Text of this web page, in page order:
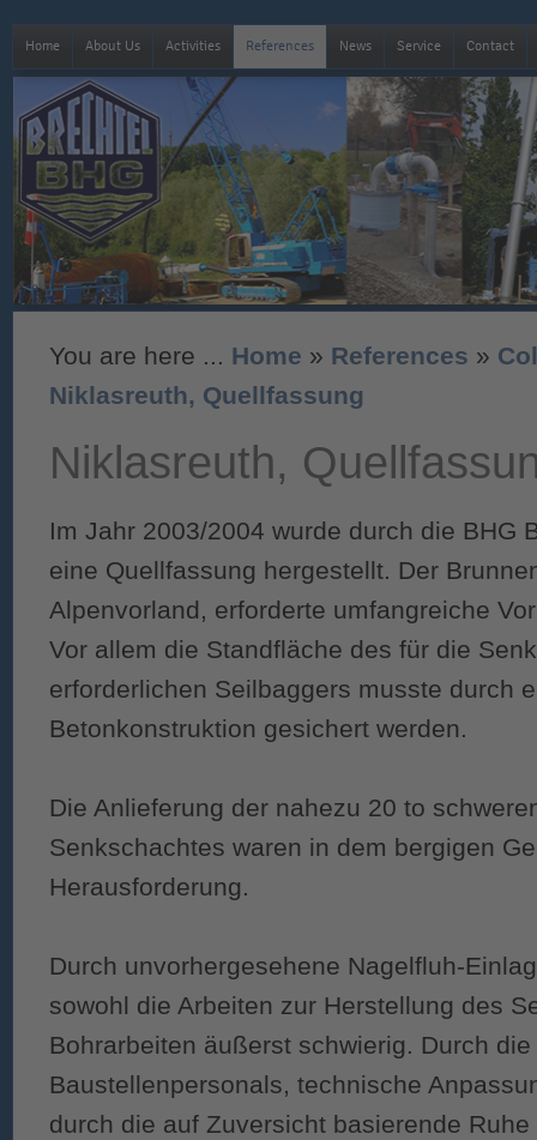
Home About Us Activities References News Service Contact
You are here ... Home » References »
Niklasreuth, Quellfassung
Niklasreuth,
Im Jahr 2003/2004 wurde durch die BHG
eine Quellfassung hergestellt. Der
Alpenvorland, erforderte umfangreiche
Vor allem die Standfläche des für die
erforderlichen Seilbaggers musste durch
Betonkonstruktion gesichert werden.
Die Anlieferung der nahezu 20 to
Senkschachtes waren in dem bergigen
Herausforderung.
Durch unvorhergesehene Nagelfluh-
sowohl die Arbeiten zur Herstellung des
Bohrarbeiten äußerst schwierig. Durch
Baustellenpersonals, technische
durch die auf Zuversicht basierende